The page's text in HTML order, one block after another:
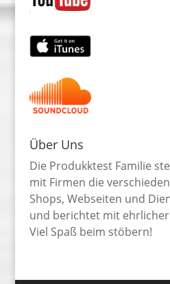
Über Uns
Die Produkktest Familie
mit Firmen die
Shops, Webseiten und
und berichtet mit
Viel Spaß beim stöbern!